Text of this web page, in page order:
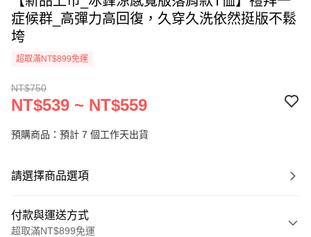
症候群_高彈力高回復，久穿久洗依然挺版不鬆
垮
超取滿NT$899免運
NT$750
NT$539 ~ NT$559
預購商品：預計 7 個工作天出貨
請選擇商品選項
付款與運送方式
超取滿NT$899免運